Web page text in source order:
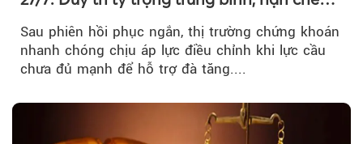
Sau phiên hồi phục ngắn, thị trường chứng khoán
nhanh chóng chịu áp lực điều chỉnh khi lực cầu
chưa đủ mạnh để hỗ trợ đà tăng....